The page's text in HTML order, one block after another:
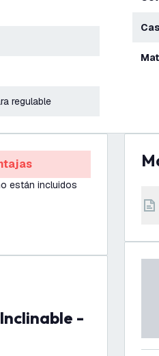
regulable
están incluidos